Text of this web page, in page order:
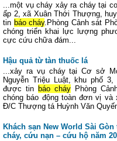
...một vụ cháy xảy ra cháy tại
ấp 2, xã Xuân Thới Thượng,
tin báo cháy.Phòng Cảnh sát
chóng triển khai lực lượng
cực cứu chữa đám...
Hậu quả từ tàn thuốc lá
...xảy ra vụ cháy tại Cơ sở
Nguyễn Triệu Luật, khu phố
được tin báo cháy Phòng
chóng báo động toàn đơn vị
Đ/C Thượng tá Huỳnh Văn
Khách sạn New World Sài
cháy, cứu nạn – cứu hộ năm